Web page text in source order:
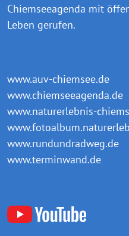
Chiemseeagenda mit
Leben gerufen.
www.auv-chiemsee.de
www.chiemseeagenda.de
www.naturerlebnis-
www.rundundradweg.de
www.terminwand.de